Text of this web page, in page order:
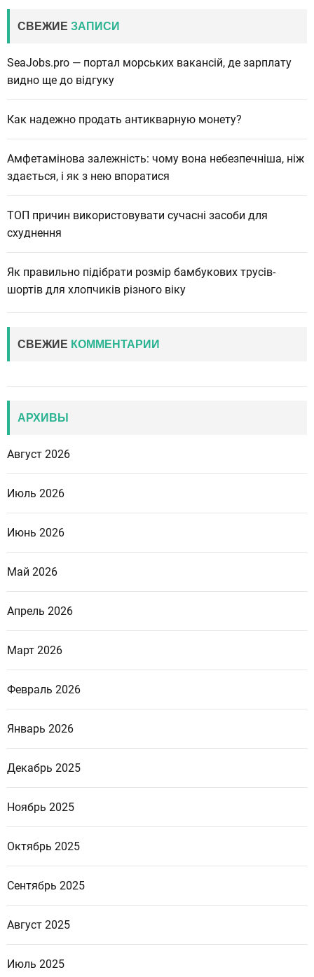
СВЕЖИЕ ЗАПИСИ
SeaJobs.pro — портал морських вакансій, де зарплату
видно ще до відгуку
Как надежно продать антикварную монету?
Амфетамінова залежність: чому вона небезпечніша, ніж
здається, і як з нею впоратися
ТОП причин використовувати сучасні засоби для
схуднення
Як правильно підібрати розмір бамбукових трусів-
шортів для хлопчиків різного віку
СВЕЖИЕ КОММЕНТАРИИ
АРХИВЫ
Август 2026
Июль 2026
Июнь 2026
Май 2026
Апрель 2026
Март 2026
Февраль 2026
Январь 2026
Декабрь 2025
Ноябрь 2025
Октябрь 2025
Сентябрь 2025
Август 2025
Июль 2025